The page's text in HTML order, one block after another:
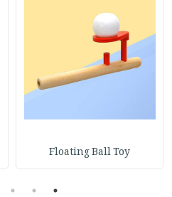
Floating Ball Toy
1
2
3